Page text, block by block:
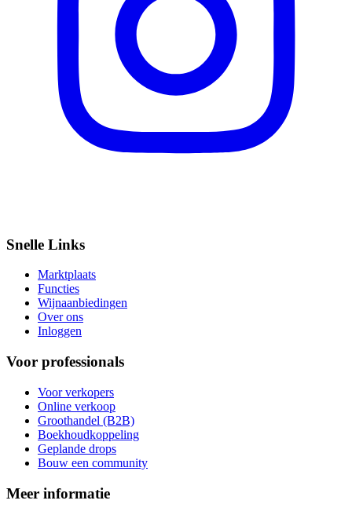
Snelle Links
Marktplaats
Functies
Wijnaanbiedingen
Over ons
Inloggen
Voor professionals
Voor verkopers
Online verkoop
Groothandel (B2B)
Boekhoudkoppeling
Geplande drops
Bouw een community
Meer informatie